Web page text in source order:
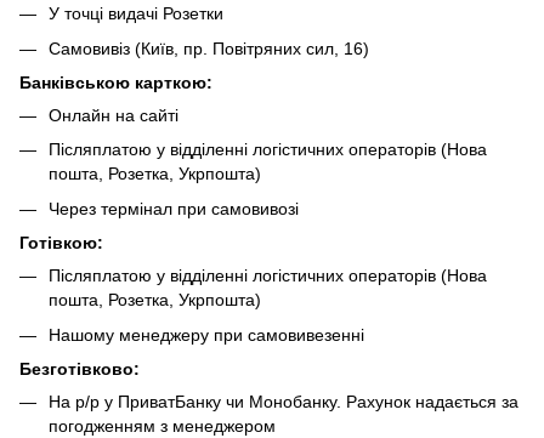
У точці видачі Розетки
Самовивіз (Київ, пр. Повітряних сил, 16)
Банківською карткою:
Онлайн на сайті
Післяплатою у відділенні логістичних операторів (Нова
пошта, Розетка, Укрпошта)
Через термінал при самовивозі
Готівкою:
Післяплатою у відділенні логістичних операторів (Нова
пошта, Розетка, Укрпошта)
Нашому менеджеру при самовивезенні
Безготівково:
На р/р у ПриватБанку чи Монобанку. Рахунок надається за
погодженням з менеджером